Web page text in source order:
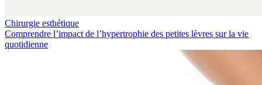
Chirurgie esthétique
Comprendre l’impact de l’hypertrophie des petites lèvres sur la vie
quotidienne